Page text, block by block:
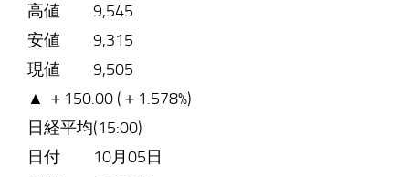
高値 9,545
安値 9,315
現値 9,505
▲ ＋150.00 (＋1.578%)
日経平均(15:00)
日付 10月05日